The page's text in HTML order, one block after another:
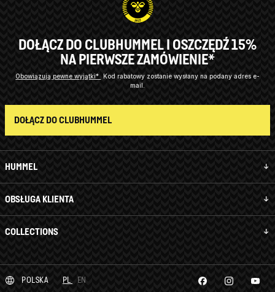
HUMMEL
OBSŁUGA KLIENTA
COLLECTIONS
DOŁĄCZ DO CLUBHUMMEL I OSZCZĘDŹ 15%
NA PIERWSZE ZAMÓWIENIE*
Obowiązują pewne wyjątki* Kod rabatowy zostanie wysłany na podany adres e-
mail.
DOŁĄCZ DO CLUBHUMMEL
POLSKA PL EN